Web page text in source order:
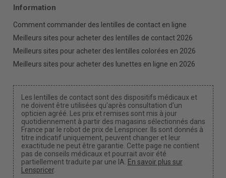
Information
Comment commander des lentilles de contact en ligne
Meilleurs sites pour acheter des lentilles de contact 2026
Meilleurs sites pour acheter des lentilles colorées en 2026
Meilleurs sites pour acheter des lunettes en ligne en 2026
Les lentilles de contact sont des dispositifs médicaux et
ne doivent être utilisées qu'après consultation d'un
opticien agréé. Les prix et remises sont mis à jour
quotidiennement à partir des magasins sélectionnés dans
France par le robot de prix de Lenspricer. Ils sont donnés à
titre indicatif uniquement, peuvent changer et leur
exactitude ne peut être garantie. Cette page ne contient
pas de conseils médicaux et pourrait avoir été
partiellement traduite par une IA. En savoir plus sur
Lenspricer.